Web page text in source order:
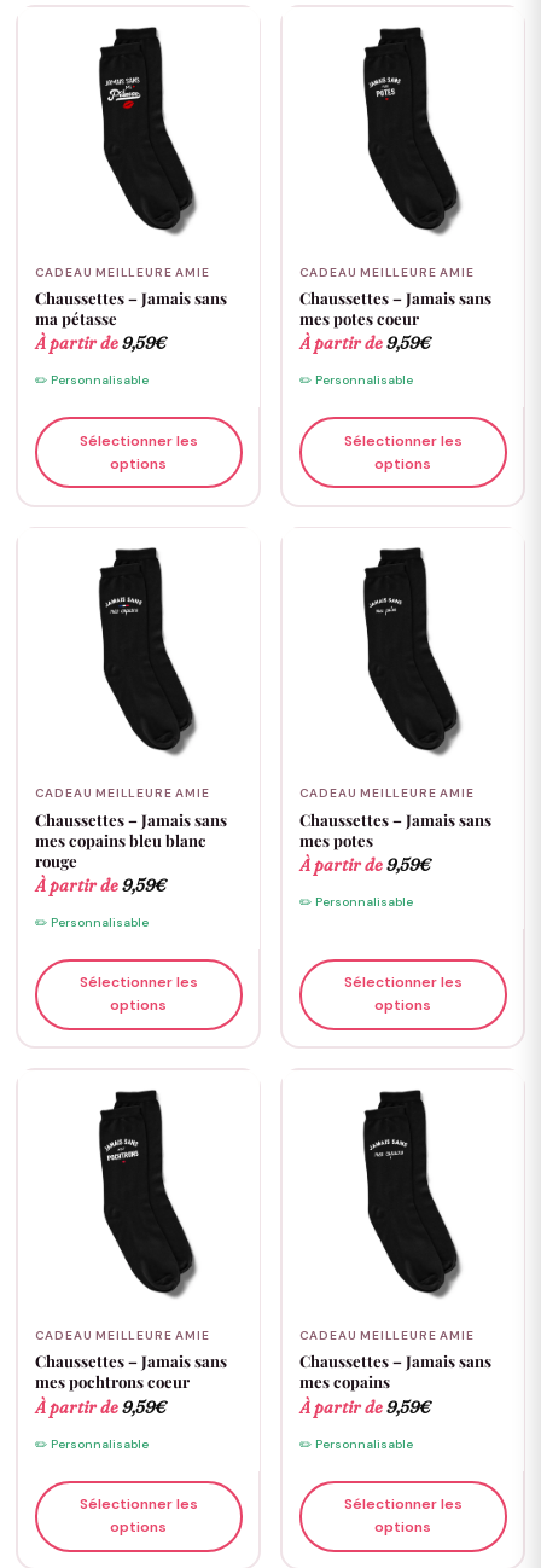
CADEAU MEILLEURE AMIE
Chaussettes – Jamais sans
ma pétasse
À partir de9,59€
✏️ Personnalisable
Sélectionner les
options
CADEAU MEILLEURE AMIE
Chaussettes – Jamais sans
mes potes coeur
À partir de9,59€
✏️ Personnalisable
Sélectionner les
options
CADEAU MEILLEURE AMIE
Chaussettes – Jamais sans
mes copains bleu blanc
rouge
À partir de9,59€
✏️ Personnalisable
Sélectionner les
options
CADEAU MEILLEURE AMIE
Chaussettes – Jamais sans
mes potes
À partir de9,59€
✏️ Personnalisable
Sélectionner les
options
CADEAU MEILLEURE AMIE
Chaussettes – Jamais sans
mes pochtrons coeur
À partir de9,59€
✏️ Personnalisable
Sélectionner les
options
CADEAU MEILLEURE AMIE
Chaussettes – Jamais sans
mes copains
À partir de9,59€
✏️ Personnalisable
Sélectionner les
options